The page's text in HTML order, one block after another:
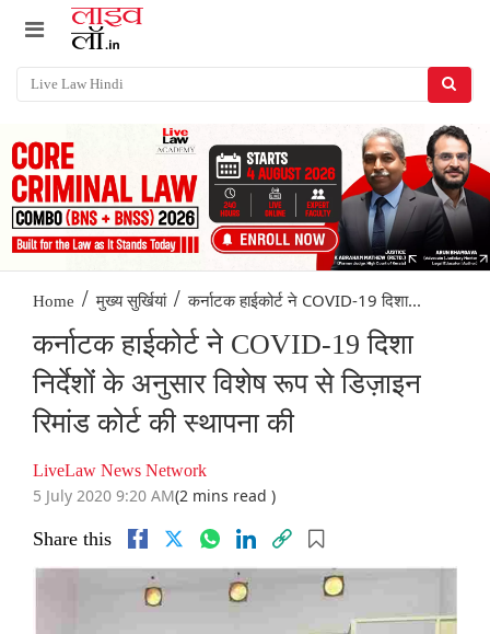
Home / मुख्य सुर्खियां / कर्नाटक हाईकोर्ट ने COVID-19 दिशा...
कर्नाटक हाईकोर्ट ने COVID-19 दिशा
निर्देशोंं के अनुसार विशेष रूप से डिज़ाइन
रिमांड कोर्ट की स्थापना की
LiveLaw News Network
5 July 2020 9:20 AM(2 mins read )
Share this